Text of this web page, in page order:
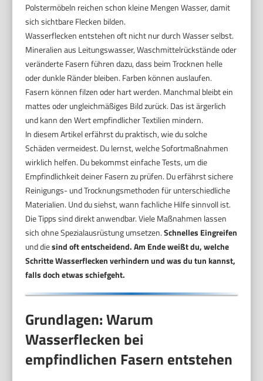
Polstermöbeln reichen schon kleine Mengen Wasser, damit
sich sichtbare Flecken bilden.
Wasserflecken entstehen oft nicht nur durch Wasser selbst.
Mineralien aus Leitungswasser, Waschmittelrückstände oder
veränderte Fasern führen dazu, dass beim Trocknen helle
oder dunkle Ränder bleiben. Farben können auslaufen.
Fasern können filzen oder hart werden. Manchmal bleibt ein
mattes oder ungleichmäßiges Bild zurück. Das ist ärgerlich
und kann den Wert empfindlicher Textilien mindern.
In diesem Artikel erfährst du praktisch, wie du solche
Schäden vermeidest. Du lernst, welche Sofortmaßnahmen
wirklich helfen. Du bekommst einfache Tests, um die
Empfindlichkeit deiner Fasern zu prüfen. Du erfährst sichere
Reinigungs- und Trocknungsmethoden für unterschiedliche
Materialien. Und du siehst, wann fachliche Hilfe sinnvoll ist.
Die Tipps sind direkt anwendbar. Viele Maßnahmen lassen
sich ohne Spezialausrüstung umsetzen.Schnelles Eingreifen
und diesind oft entscheidend. Am Ende weißt du, welche
Schritte Wasserflecken verhindern und was du tun kannst,
falls doch etwas schiefgeht.
Grundlagen: Warum
Wasserflecken bei
empfindlichen Fasern entstehen